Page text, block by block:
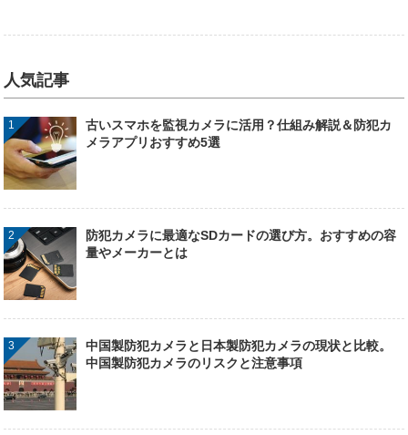
人気記事
古いスマホを監視カメラに活用？仕組み解説＆防犯カ
メラアプリおすすめ5選
防犯カメラに最適なSDカードの選び方。おすすめの容
量やメーカーとは
中国製防犯カメラと日本製防犯カメラの現状と比較。
中国製防犯カメラのリスクと注意事項